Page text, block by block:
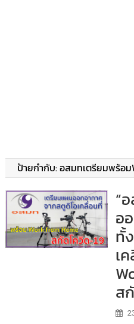
ป้ายกำกับ:อสมทเตรียมพร้อม
“
อ
ทั้
เ
ส